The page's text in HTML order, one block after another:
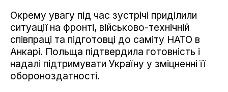
Окрему увагу під час зустрічі приділили
ситуації на фронті, військово-технічній
співпраці та підготовці до саміту НАТО в
Анкарі. Польща підтвердила готовність і
надалі підтримувати Україну у зміцненні її
обороноздатності.